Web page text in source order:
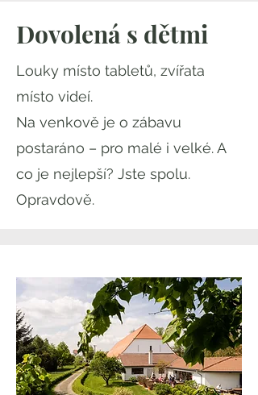
Dovolená s dětmi
Louky místo tabletů, zvířata
místo videí.
Na venkově je o zábavu
postaráno – pro malé i velké. A
co je nejlepší? Jste spolu.
Opravdově.